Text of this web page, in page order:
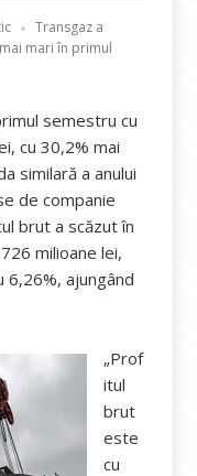
Transgaz a
mari în primul
semestru cu
cu 30,2% mai
similară a anului
de companie
brut a scăzut în
milioane lei,
6,26%, ajungând
„Prof
itul
brut
este
cu